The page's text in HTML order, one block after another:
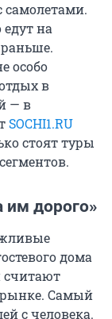
самолетами.
на
раньше.
особо
в
— в
SOCHI1.RU
стоят туры
им дорого»
дома
считают
рынке. Самый
с человека.